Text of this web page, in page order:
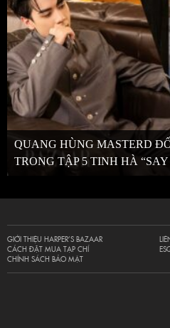
QUANG HÙNG MASTERD
TRONG TẬP 5 TINH HÀ “SAY
GIỚI THIỆU HARPER’S BAZAAR
CÁCH ĐẶT MUA TẠP CHÍ
CHÍNH SÁCH BẢO MẬT